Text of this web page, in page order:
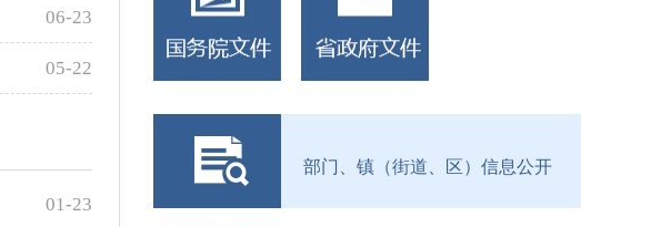
06-23
05-22
01-23
部门、镇（街道、区）信息公开